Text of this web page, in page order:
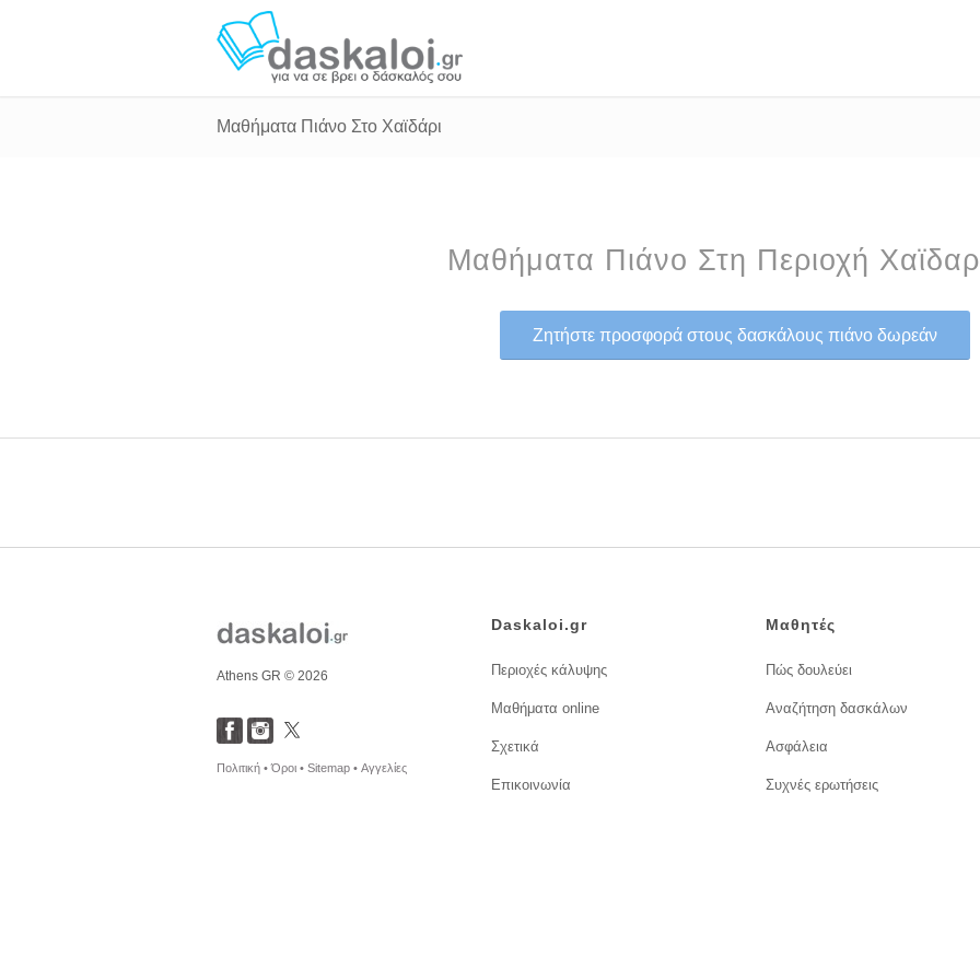
Μαθήματα Πιάνο Στο Χαϊδάρι
Μαθήματα Πιάνο Στη Περιοχή
Ζητήστε προσφορά στους δασκάλους πιάνο δωρεάν
Athens GR © 2026
Πολιτική •Όροι • Sitemap • Αγγελίες
Daskaloi.gr
Περιοχές κάλυψης
Μαθήματα online
Σχετικά
Επικοινωνία
Μαθητές
Πώς δουλεύει
Αναζήτηση δασκάλων
Ασφάλεια
Συχνές ερωτήσεις